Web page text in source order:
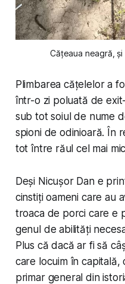
Cățeaua neagră,
Plimbarea cățelelor a
într-o zi poluată de
sub tot soiul de nume
spioni de odinioară. În
tot între răul cel mai
Deși Nicușor Dan e
cinstiți oameni care au
troaca de porci care e
genul de abilități
Plus că dacă ar fi să
care locuim în
primar general din